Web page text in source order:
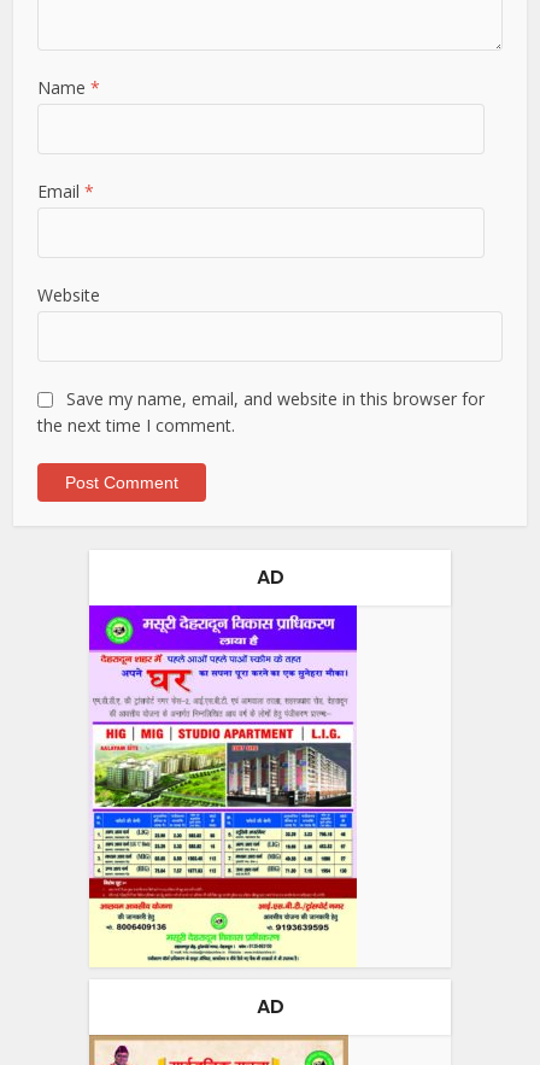
Name*
Email*
Website
Save my name, email, and website in this browser for
the next time I comment.
AD
AD